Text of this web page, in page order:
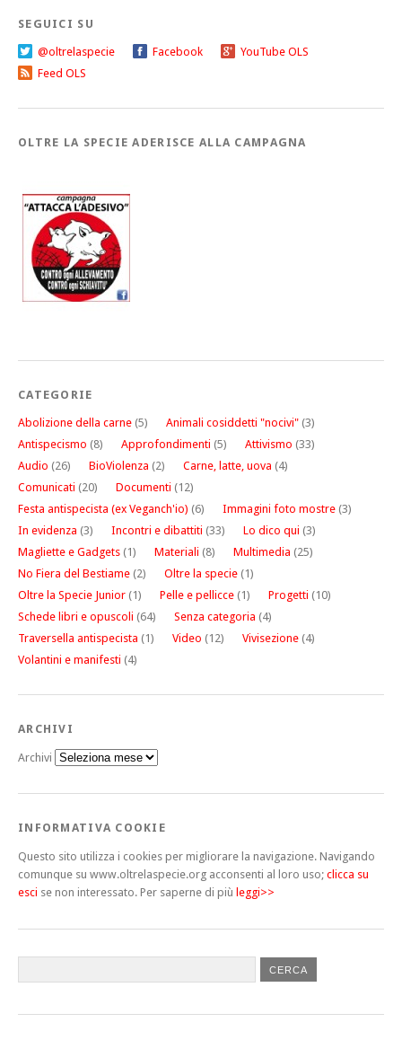
SEGUICI SU
@oltrelaspecie Facebook
YouTube OLS
Feed OLS
OLTRE LA SPECIE ADERISCE ALLA CAMPAGNA
CATEGORIE
Abolizione della carne (5) Animali cosiddetti "nocivi" (3)
Antispecismo (8) Approfondimenti (5) Attivismo (33)
Audio (26) BioViolenza (2) Carne, latte, uova (4)
Comunicati (20) Documenti (12)
Festa antispecista (ex Veganch'io) (6) Immagini foto mostre (3)
In evidenza (3) Incontri e dibattiti (33) Lo dico qui (3)
Magliette e Gadgets (1) Materiali (8) Multimedia (25)
No Fiera del Bestiame (2) Oltre la specie (1)
Oltre la Specie Junior (1) Pelle e pellicce (1) Progetti (10)
Schede libri e opuscoli (64) Senza categoria (4)
Traversella antispecista (1) Video (12) Vivisezione (4)
Volantini e manifesti (4)
ARCHIVI
Archivi
INFORMATIVA COOKIE
Questo sito utilizza i cookies per migliorare la navigazione. Navigando
comunque su www.oltrelaspecie.org acconsenti al loro uso; clicca su
esci se non interessato. Per saperne di più leggi>>